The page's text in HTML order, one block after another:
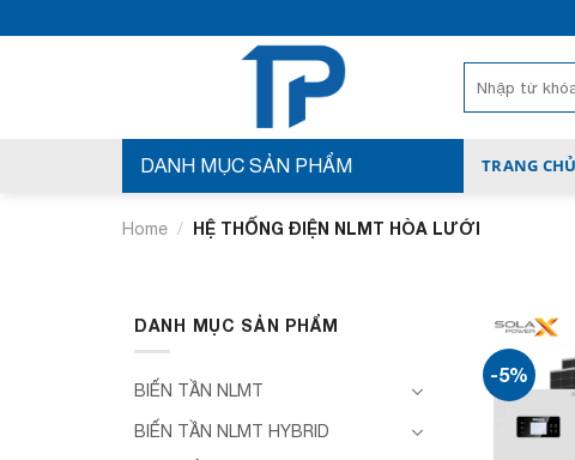
qua
for:
DANH MỤC SẢN PHẨM TRANG CHỦ
Home / HỆ THỐNG ĐIỆN NLMT HÒA LƯỚI
DANH MỤC SẢN PHẨM
BIẾN TẦN NLMT
BIẾN TẦN NLMT HYBRID
-5%